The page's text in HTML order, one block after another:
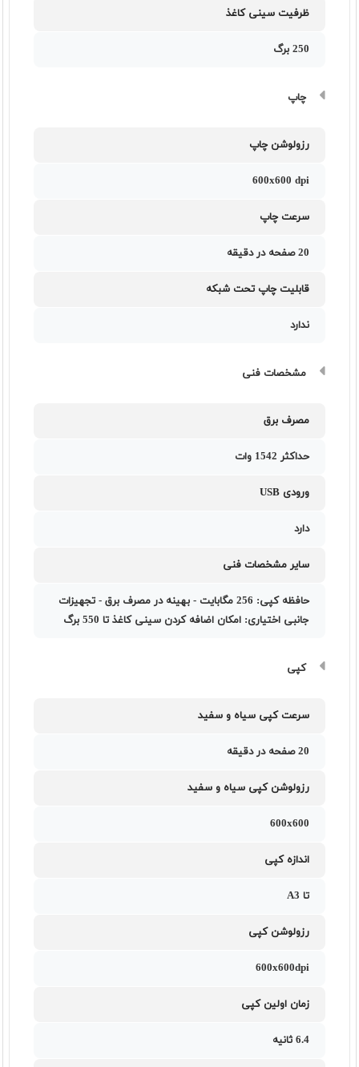
ظرفیت سینی کاغذ
250 برگ
چاپ
رزولوشن چاپ
600x600 dpi
سرعت چاپ
20 صفحه در دقيقه
قابلیت چاپ تحت شبکه
ندارد
مشخصات فنی
مصرف برق
حداکثر 1542 وات
ورودی USB
دارد
سایر مشخصات فنی
حافظه کپی: 256 مگابايت - بهینه در مصرف برق - تجهيزات
جانبی اختياری: امکان اضافه کردن سینی کاغذ تا 550 برگ
کپی
سرعت کپی سیاه و سفید
20 صفحه در دقيقه
رزولوشن کپی سیاه و سفید
600x600
اندازه کپی
تا A3
رزولوشن کپی
600x600dpi
زمان اولین کپی
6.4 ثانيه